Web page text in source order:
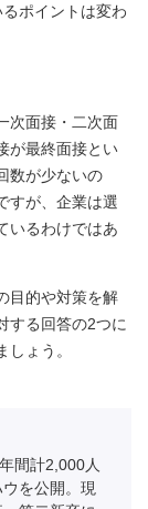
ポイントは変わ
次面接・二次面
が最終面接とい
数が少ないの
すが、企業は選
いるわけではあ
目的や対策を解
する回答の2つに
ょう。
間計2,000人
を公開。現